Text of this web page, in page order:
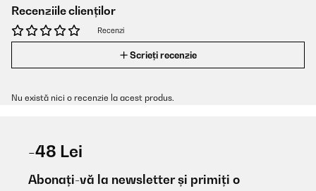
Recenziile clienților
Recenzi
Scrieți recenzie
Nu există nici o recenzie la acest produs.
-48 Lei
Abonați-vă la newsletter și primiți o